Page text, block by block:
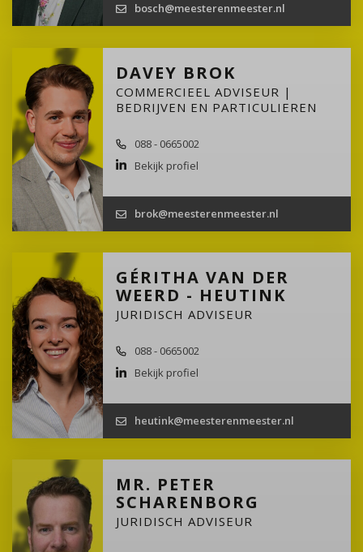
bosch@meesterenmeester.nl
DAVEY BROK
COMMERCIEEL ADVISEUR |
BEDRIJVEN EN PARTICULIEREN
088 - 0665002
Bekijk profiel
brok@meesterenmeester.nl
GÉRITHA VAN DER
WEERD - HEUTINK
JURIDISCH ADVISEUR
088 - 0665002
Bekijk profiel
heutink@meesterenmeester.nl
MR. PETER
SCHARENBORG
JURIDISCH ADVISEUR